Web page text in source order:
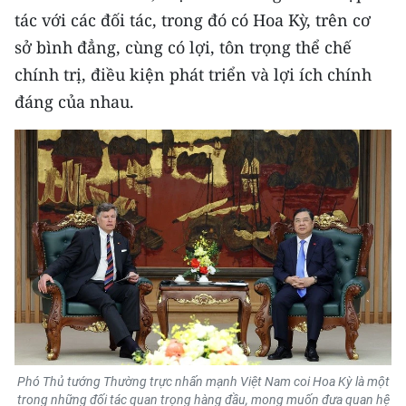
Media Du lịch
Media Thế giới
Media Thể thao
Media Giáo dục
Media Y tế
Media Khoa học - Công nghệ
Media Môi trường
Ảnh
Infographic
tác với các đối tác, trong đó có Hoa Kỳ, trên cơ
sở bình đẳng, cùng có lợi, tôn trọng thể chế
chính trị, điều kiện phát triển và lợi ích chính
đáng của nhau.
Phó Thủ tướng Thường trực nhấn mạnh Việt Nam coi Hoa Kỳ là một
trong những đối tác quan trọng hàng đầu, mong muốn đưa quan hệ